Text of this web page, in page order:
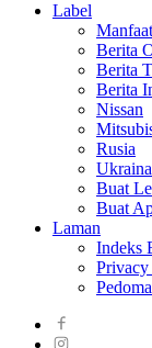
Label
Berita
Berita
Berita
Nissan
Rusia
Ukraina
Buat
Buat
Laman
Indeks